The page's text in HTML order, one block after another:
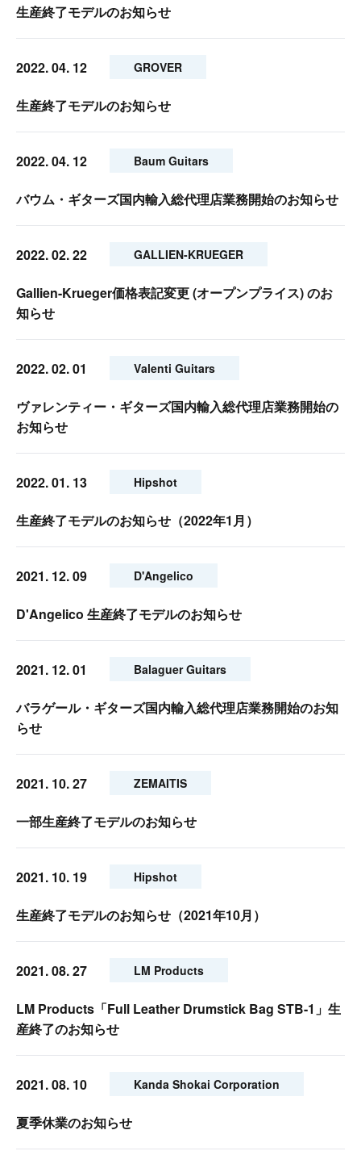
生産終了モデルのお知らせ
2022. 04. 12 GROVER
生産終了モデルのお知らせ
2022. 04. 12 Baum Guitars
バウム・ギターズ国内輸入総代理店業務開始のお知らせ
2022. 02. 22 GALLIEN-KRUEGER
Gallien-Krueger価格表記変更 (オープンプライス) のお
知らせ
2022. 02. 01 Valenti Guitars
ヴァレンティー・ギターズ国内輸入総代理店業務開始の
お知らせ
2022. 01. 13 Hipshot
生産終了モデルのお知らせ（2022年1月）
2021. 12. 09 D'Angelico
D'Angelico 生産終了モデルのお知らせ
2021. 12. 01 Balaguer Guitars
バラゲール・ギターズ国内輸入総代理店業務開始のお知
らせ
2021. 10. 27 ZEMAITIS
一部生産終了モデルのお知らせ
2021. 10. 19 Hipshot
生産終了モデルのお知らせ（2021年10月）
2021. 08. 27 LM Products
LM Products「Full Leather Drumstick Bag STB-1」生
産終了のお知らせ
2021. 08. 10 Kanda Shokai Corporation
夏季休業のお知らせ